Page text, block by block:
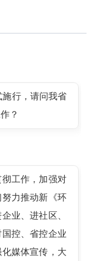
施行，请问我省
？
工作，加强对
力推动新《环
业、进社区、
控、省控企业
媒体宣传，大